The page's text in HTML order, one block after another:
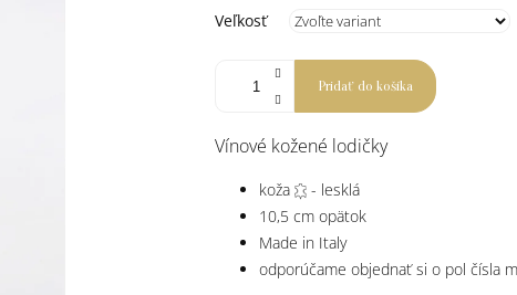
cena:
Veľkosť
Pridať do košíka
Vínové kožené lodičky
koža
- lesklá
10,5 cm opätok
Made in Italy
odporúčame objednať si o pol čísla